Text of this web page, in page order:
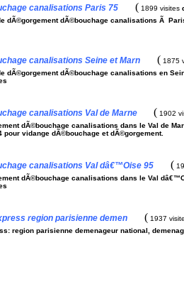
canalisations Paris 75 ( 1899 visites
dÃ©gorgement dÃ©bouchage canalisations Ã
canalisations Seine et Marn ( 1875
dÃ©gorgement dÃ©bouchage canalisations en
canalisations Val de Marne ( 1902
dÃ©bouchage canalisations dans le Val de
vidange dÃ©bouchage et dÃ©gorgement.
canalisations Val dâ€™Oise 95 (
dÃ©bouchage canalisations dans le Val
region parisienne demen ( 1937
region parisienne demenageur national,